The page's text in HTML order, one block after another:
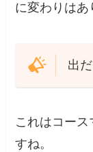
に変わりはあ
出
これはコー
すね。